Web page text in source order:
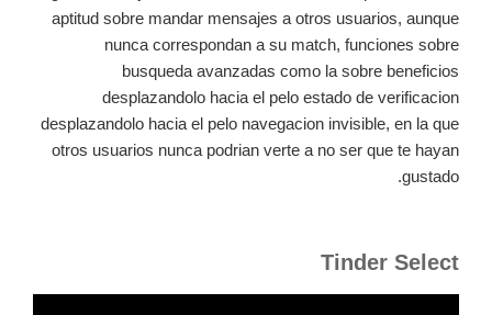
aptitud sobre mandar mensajes a otros usuarios, aunque
nunca correspondan a su match, funciones sobre
busqueda avanzadas como la sobre beneficios
desplazandolo hacia el pelo estado de verificacion
desplazandolo hacia el pelo navegacion invisible, en la que
otros usuarios nunca podrian verte a no ser que te hayan
gustado.
Tinder Select